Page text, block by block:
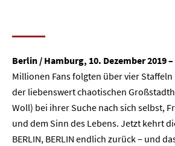
Berlin / Hamburg, 10. Dezember 2019 –
Millionen Fans folgten über vier
der liebenswert chaotischen
Woll) bei ihrer Suche nach sich selbst,
und dem Sinn des Lebens. Jetzt kehrt
BERLIN, BERLIN endlich zurück – und